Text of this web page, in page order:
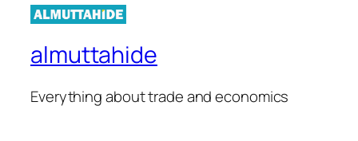
almuttahide
Everything about trade and economics